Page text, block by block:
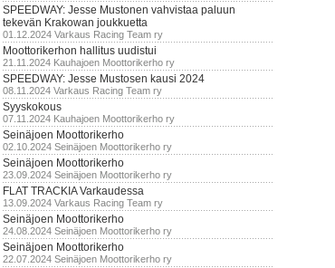
SPEEDWAY: Jesse Mustonen vahvistaa paluun
tekevän Krakowan joukkuetta
01.12.2024 Varkaus Racing Team ry
Moottorikerhon hallitus uudistui
21.11.2024 Kauhajoen Moottorikerho ry
SPEEDWAY: Jesse Mustosen kausi 2024
08.11.2024 Varkaus Racing Team ry
Syyskokous
07.11.2024 Kauhajoen Moottorikerho ry
Seinäjoen Moottorikerho
02.10.2024 Seinäjoen Moottorikerho ry
Seinäjoen Moottorikerho
23.09.2024 Seinäjoen Moottorikerho ry
FLAT TRACKIA Varkaudessa
13.09.2024 Varkaus Racing Team ry
Seinäjoen Moottorikerho
24.08.2024 Seinäjoen Moottorikerho ry
Seinäjoen Moottorikerho
22.07.2024 Seinäjoen Moottorikerho ry